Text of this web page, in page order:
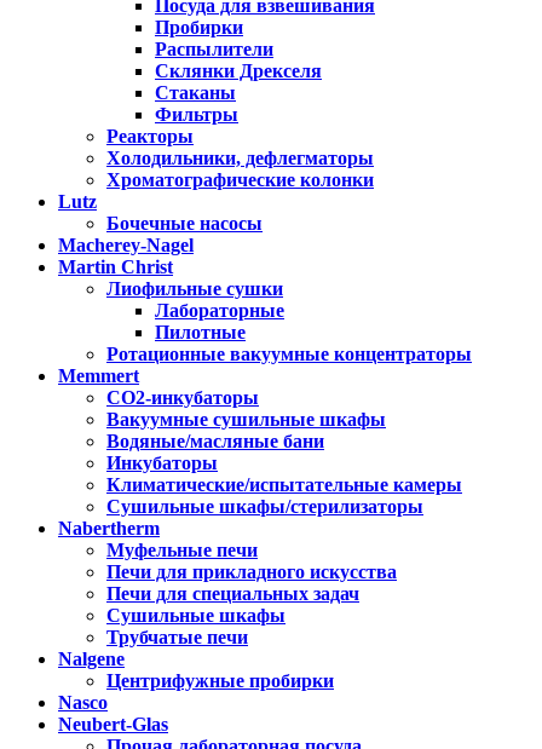
Посуда для взвешивания
Пробирки
Распылители
Склянки Дрекселя
Стаканы
Фильтры
Реакторы
Холодильники, дефлегматоры
Хроматографические колонки
Lutz
Бочечные насосы
Macherey-Nagel
Martin Christ
Лиофильные сушки
Лабораторные
Пилотные
Ротационные вакуумные концентраторы
Memmert
CO2-инкубаторы
Вакуумные сушильные шкафы
Водяные/масляные бани
Инкубаторы
Климатические/испытательные камеры
Сушильные шкафы/стерилизаторы
Nabertherm
Муфельные печи
Печи для прикладного искусства
Печи для специальных задач
Сушильные шкафы
Трубчатые печи
Nalgene
Центрифужные пробирки
Nasco
Neubert-Glas